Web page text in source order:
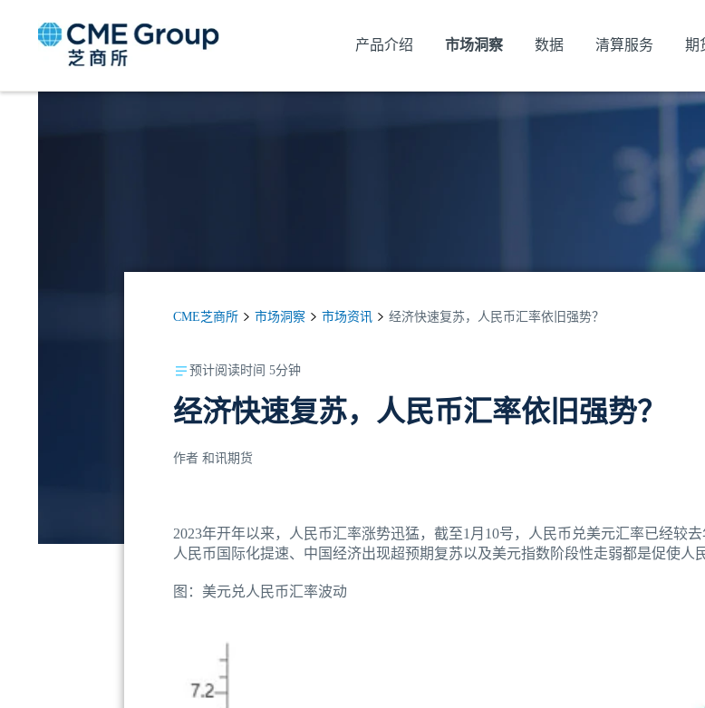
产品介绍 市场洞察 数据 清算服务 期
CME芝商所 市场洞察 市场资讯 经济快速复苏，人民币汇率依旧强势？
预计阅读时间 5分钟
经济快速复苏，人民币汇率依旧强势？
作者 和讯期货
2023年开年以来，人民币汇率涨势迅猛，截至1月10号，人民币兑美元汇率已经较
人民币国际化提速、中国经济出现超预期复苏以及美元指数阶段性走弱都是促使人
图：美元兑人民币汇率波动